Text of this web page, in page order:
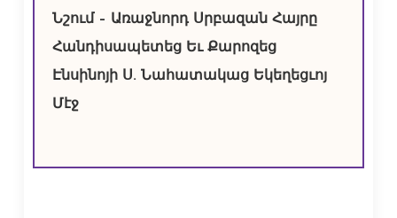
Նշում – Առաջնորդ Սրբազան Հայրը
Հանդիսապետեց Եւ Քարոզեց
Էնսինոյի Ս. Նահատակաց Եկեղեցւոյ
Մէջ